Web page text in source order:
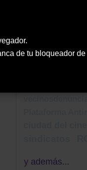
de tu bloqueador
parque
molina
y además...